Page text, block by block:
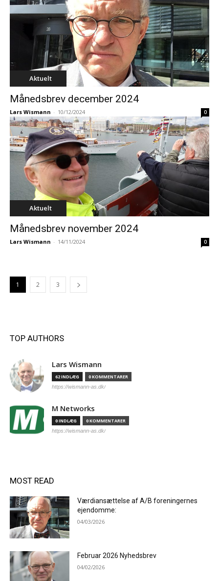
Aktuelt
Månedsbrev december 2024
Lars Wismann - 10/12/2024 0
Aktuelt
Månedsbrev november 2024
Lars Wismann - 14/11/2024 0
1 2 3
TOP AUTHORS
Lars Wismann
62 INDLÆG 0 KOMMENTARER
https://wismann-as.dk/
M Networks
0 INDLÆG 0 KOMMENTARER
https://wismann-as.dk/
MOST READ
Værdiansættelse af A/B foreningernes
ejendomme:
04/03/2026
Februar 2026 Nyhedsbrev
04/02/2026